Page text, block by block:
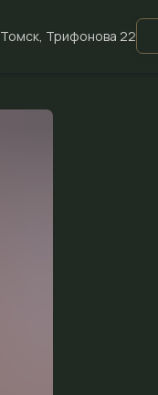
Томск, Трифонова 22